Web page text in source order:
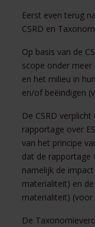
Eerst even terug
CSRD en
Op basis van de
scope onder
en het milieu in
en/of beëindigen
De CSRD
rapportage over
van het principe
dat de rapportage
namelijk de
materialiteit) en
materialiteit)
De